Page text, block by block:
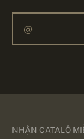
NHẬN CATALÔ